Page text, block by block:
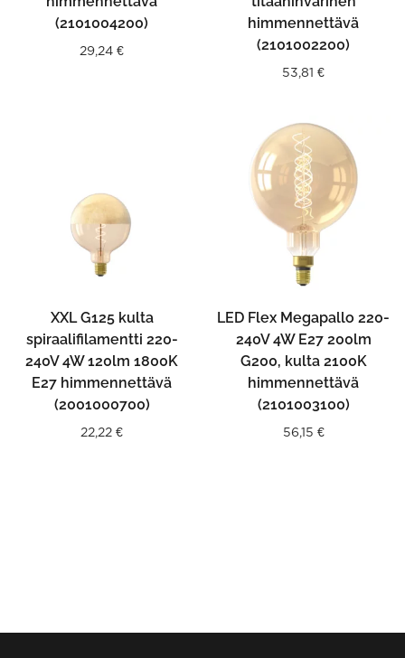
(2101004200)
29,24 €
himmennettävä
(2101002200)
53,81 €
XXL G125 kulta
spiraalifilamentti 220-
240V 4W 120lm 1800K
E27 himmennettävä
(2001000700)
22,22 €
LED Flex Megapallo 220-
240V 4W E27 200lm
G200, kulta 2100K
himmennettävä
(2101003100)
56,15 €